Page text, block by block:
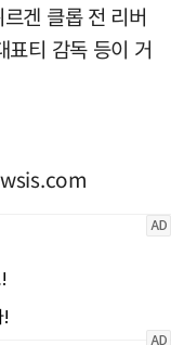
겐 클롭 전 리버
표티 감독 등이 거